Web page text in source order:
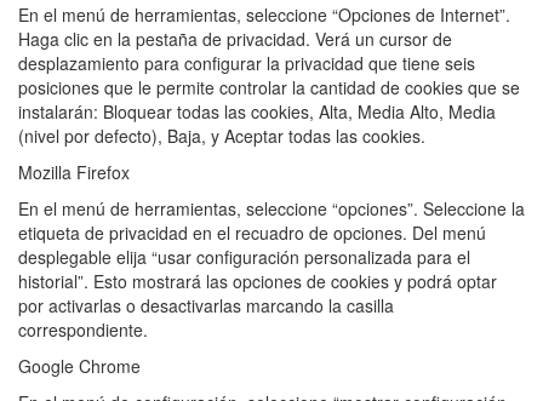
En el menú de herramientas, seleccione “Opciones de Internet”.
Haga clic en la pestaña de privacidad. Verá un cursor de
desplazamiento para configurar la privacidad que tiene seis
posiciones que le permite controlar la cantidad de cookies que se
instalarán: Bloquear todas las cookies, Alta, Media Alto, Media
(nivel por defecto), Baja, y Aceptar todas las cookies.
Mozilla Firefox
En el menú de herramientas, seleccione “opciones”. Seleccione la
etiqueta de privacidad en el recuadro de opciones. Del menú
desplegable elija “usar configuración personalizada para el
historial”. Esto mostrará las opciones de cookies y podrá optar
por activarlas o desactivarlas marcando la casilla
correspondiente.
Google Chrome